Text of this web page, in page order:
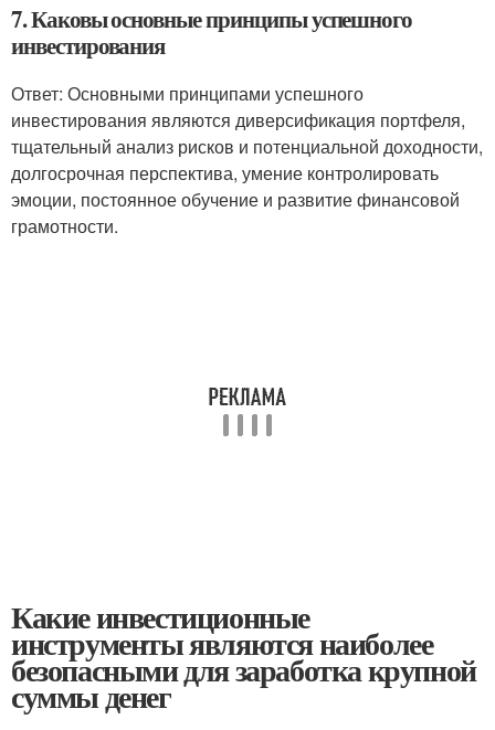
7. Каковы основные принципы успешного
инвестирования
Ответ: Основными принципами успешного
инвестирования являются диверсификация портфеля,
тщательный анализ рисков и потенциальной доходности,
долгосрочная перспектива, умение контролировать
эмоции, постоянное обучение и развитие финансовой
грамотности.
Какие инвестиционные
инструменты являются наиболее
безопасными для заработка крупной
суммы денег